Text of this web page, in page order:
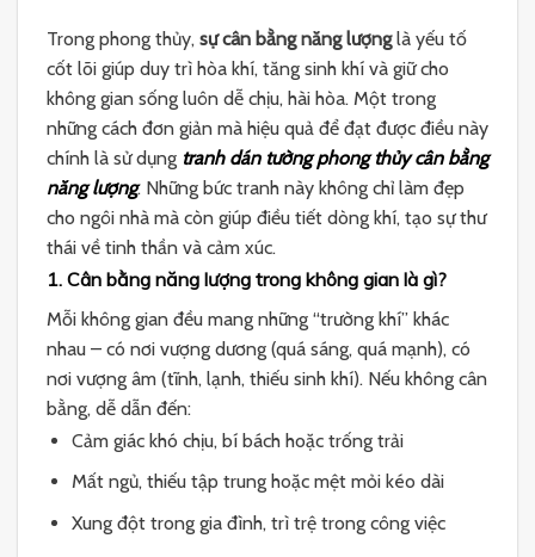
Trong phong thủy, sự cân bằng năng lượnglà yếu tố
cốt lõi giúp duy trì hòa khí, tăng sinh khí và giữ cho
không gian sống luôn dễ chịu, hài hòa. Một trong
những cách đơn giản mà hiệu quả để đạt được điều này
chính là sử dụng tranh dán tường phong thủy cân bằng
năng lượng. Những bức tranh này không chỉ làm đẹp
cho ngôi nhà mà còn giúp điều tiết dòng khí, tạo sự thư
thái về tinh thần và cảm xúc.
1. Cân bằng năng lượng trong không gian là gì?
Mỗi không gian đều mang những “trường khí” khác
nhau – có nơi vượng dương (quá sáng, quá mạnh), có
nơi vượng âm (tĩnh, lạnh, thiếu sinh khí). Nếu không cân
bằng, dễ dẫn đến:
Cảm giác khó chịu, bí bách hoặc trống trải
Mất ngủ, thiếu tập trung hoặc mệt mỏi kéo dài
Xung đột trong gia đình, trì trệ trong công việc